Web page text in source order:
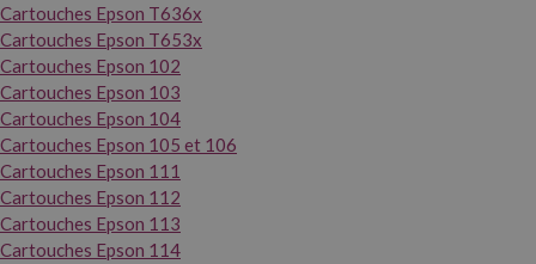
Cartouches Epson T636x
Cartouches Epson T653x
Cartouches Epson 102
Cartouches Epson 103
Cartouches Epson 104
Cartouches Epson 105 et 106
Cartouches Epson 111
Cartouches Epson 112
Cartouches Epson 113
Cartouches Epson 114